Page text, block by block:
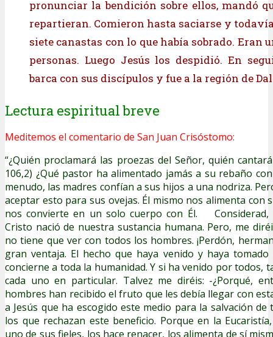
pronunciar la bendición sobre ellos, mandó
repartieran. Comieron hasta saciarse y
siete canastas con lo que había sobrado. Eran
personas. Luego Jesús los despidió. En
barca con sus discípulos y fue a la región de
Lectura espiritual breve
Meditemos el comentario de San Juan Crisóstomo:
“¿Quién proclamará las proezas del Señor, quién
106,2) ¿Qué pastor ha alimentado jamás a su rebaño
menudo, las madres confían a sus hijos a una nodriza.
aceptar esto para sus ovejas. Él mismo nos alimenta con
nos convierte en un solo cuerpo con Él. Considerad,
Cristo nació de nuestra sustancia humana. Pero, me
no tiene que ver con todos los hombres. ¡Perdón,
gran ventaja. El hecho que haya venido y haya
concierne a toda la humanidad. Y si ha venido por todos,
cada uno en particular. Talvez me diréis: -¿Porqué,
hombres han recibido el fruto que les debía llegar con
a Jesús que ha escogido este medio para la salvación
los que rechazan este beneficio. Porque en la
uno de sus fieles, los hace renacer, los alimenta de sí